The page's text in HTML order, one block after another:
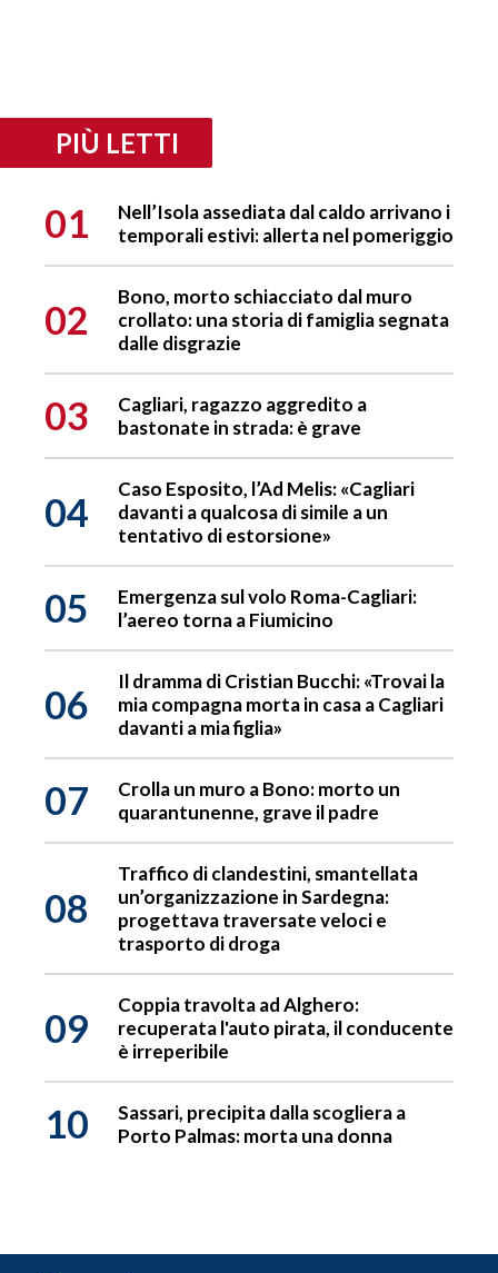
PIÙ LETTI
01
Nell’Isola assediata dal caldo arrivano i
temporali estivi: allerta nel pomeriggio
02
Bono, morto schiacciato dal muro
crollato: una storia di famiglia segnata
dalle disgrazie
03
Cagliari, ragazzo aggredito a
bastonate in strada: è grave
04
Caso Esposito, l’Ad Melis: «Cagliari
davanti a qualcosa di simile a un
tentativo di estorsione»
05
Emergenza sul volo Roma-Cagliari:
l’aereo torna a Fiumicino
06
Il dramma di Cristian Bucchi: «Trovai la
mia compagna morta in casa a Cagliari
davanti a mia figlia»
07
Crolla un muro a Bono: morto un
quarantunenne, grave il padre
08
Traffico di clandestini, smantellata
un’organizzazione in Sardegna:
progettava traversate veloci e
trasporto di droga
09
Coppia travolta ad Alghero:
recuperata l'auto pirata, il conducente
è irreperibile
10
Sassari, precipita dalla scogliera a
Porto Palmas: morta una donna